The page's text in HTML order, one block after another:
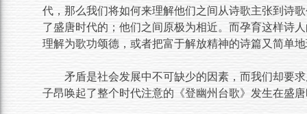
代，那么我们将如何来理解他们之间从诗歌主张到诗
了盛唐时代的；他们之间原极为相近。而孕育这样诗
理解为歌功颂德，或者把富于解放精神的诗篇又简单
矛盾是社会发展中不可缺少的因素，而我们却要
子昂唤起了整个时代注意的《登幽州台歌》发生在盛